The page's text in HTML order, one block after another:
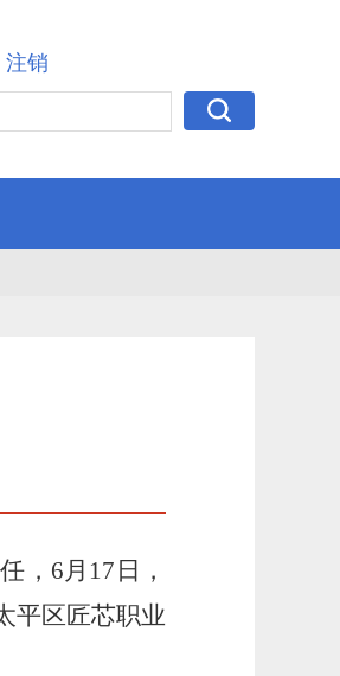
注销
，6月17日，
平区匠芯职业